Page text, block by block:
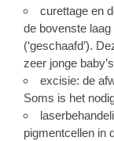
curettage en
de bovenste
(‘geschaafd’).
zeer jonge
excisie: de
Soms is het
pigmentcellen in